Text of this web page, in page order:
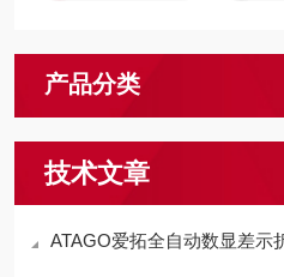
产品分类
技术文章
ATAGO爱拓全自动数显差示